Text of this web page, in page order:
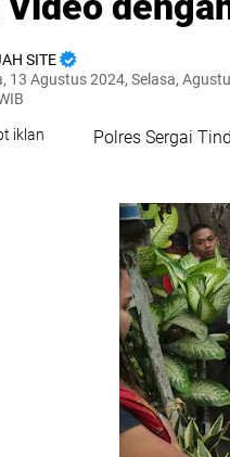
SITE
13 Agustus 2024, Selasa,
iklan
Polres Sergai